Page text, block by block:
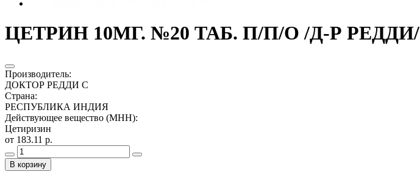
ЦЕТРИН 10МГ. №20 ТАБ. П/П/О /Д-Р РЕДДИ/
Производитель:
ДОКТОР РЕДДИ С
Страна:
РЕСПУБЛИКА ИНДИЯ
Действующее вещество (МНН):
Цетиризин
от 183.11 р.
В корзину